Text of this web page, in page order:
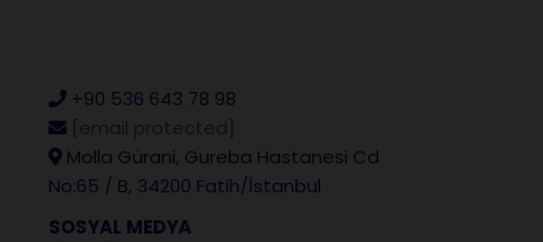
+90 536 643 78 98
Molla Gürani, Gureba Hastanesi Cd
No:65 / B, 34200 Fatih/İstanbul
SOSYAL MEDYA